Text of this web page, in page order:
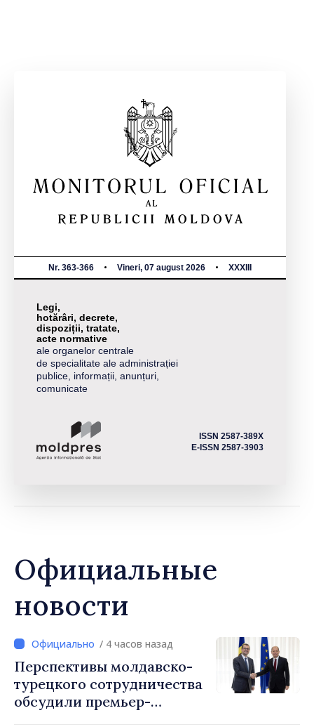
Nr. 363-366 Vineri, 07 august 2026 XXXIII
Legi,
hotărâri, decrete,
dispoziții, tratate,
acte normative
ale organelor centrale
de specialitate ale administrației
publice, informații, anunțuri,
comunicate
ISSN 2587-389X
E-ISSN 2587-3903
Официальные
новости
/ 4 часов назад
Перспективы молдавско-
турецкого сотрудничества
обсудили премьер-